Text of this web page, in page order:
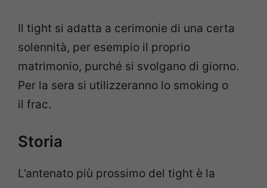
Il tight si adatta a cerimonie di una certa
solennità, per esempio il proprio
matrimonio, purché si svolgano di giorno.
Per la sera si utilizzeranno lo smoking o
il frac.
Storia
L’antenato più prossimo del tight è la